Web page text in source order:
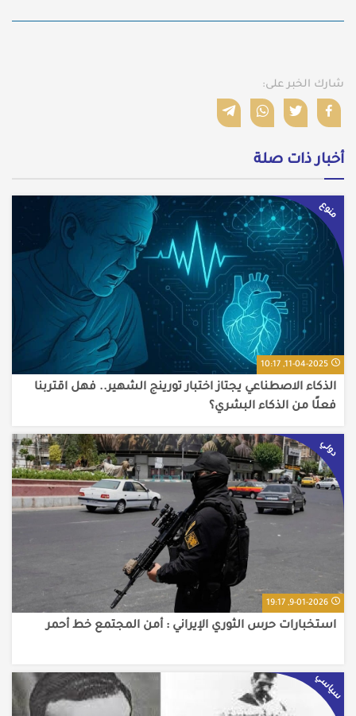
شارك الخبر على:
أخبار ذات صلة
منوع
11-04-2025, 10:17
الذكاء الاصطناعي يجتاز اختبار تورينج الشهير.. فهل اقتربنا
فعلًا من الذكاء البشري؟
دولي
9-01-2026, 19:17
استخبارات حرس الثوري الإيراني : أمن المجتمع خط أحمر
سياسي